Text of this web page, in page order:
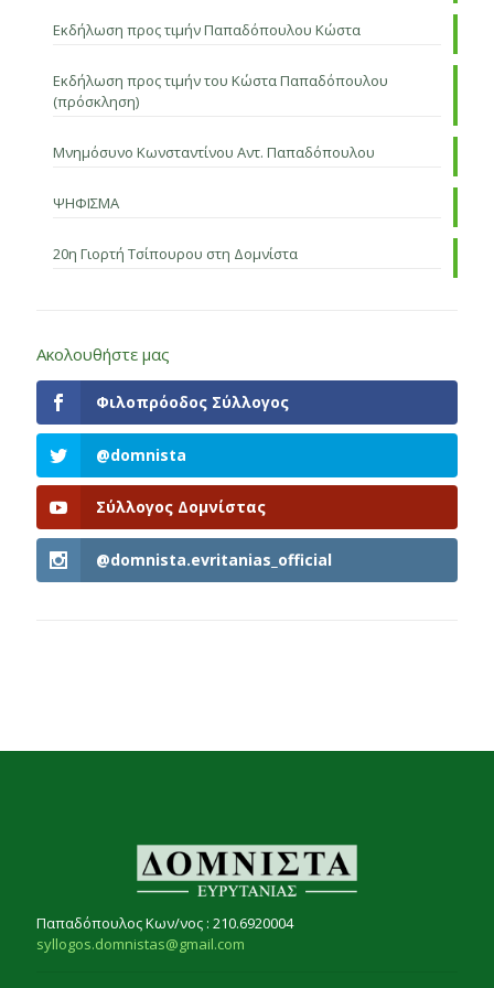
Εκδήλωση προς τιμήν Παπαδόπουλου Κώστα
Εκδήλωση προς τιμήν του Κώστα Παπαδόπουλου
(πρόσκληση)
Μνημόσυνο Κωνσταντίνου Αντ. Παπαδόπουλου
ΨΗΦΙΣΜΑ
20η Γιορτή Τσίπουρου στη Δομνίστα
Ακολουθήστε μας
Φιλοπρόοδος Σύλλογος
@domnista
Σύλλογος Δομνίστας
@domnista.evritanias_official
Παπαδόπουλος Κων/νος : 210.6920004
syllogos.domnistas@gmail.com